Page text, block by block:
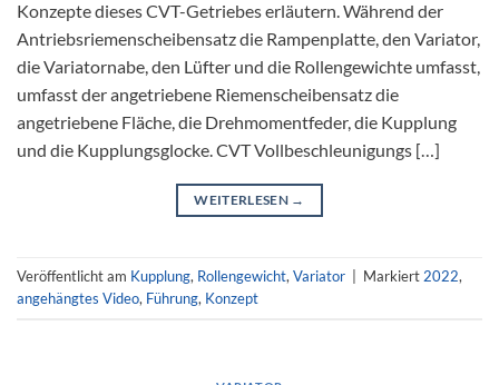
Konzepte dieses CVT-Getriebes erläutern. Während der
Antriebsriemenscheibensatz die Rampenplatte, den Variator,
die Variatornabe, den Lüfter und die Rollengewichte umfasst,
umfasst der angetriebene Riemenscheibensatz die
angetriebene Fläche, die Drehmomentfeder, die Kupplung
und die Kupplungsglocke. CVT Vollbeschleunigungs […]
WEITERLESEN →
Veröffentlicht am Kupplung, Rollengewicht, Variator Markiert 2022,
angehängtes Video, Führung, Konzept